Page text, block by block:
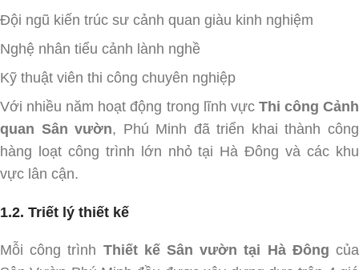
Đội ngũ kiến trúc sư cảnh quan giàu kinh nghiệm
Nghệ nhân tiểu cảnh lành nghề
Kỹ thuật viên thi công chuyên nghiệp
Với nhiều năm hoạt động trong lĩnh vực Thi công Cảnh
quan Sân vườn, Phú Minh đã triển khai thành công
hàng loạt công trình lớn nhỏ tại Hà Đông và các khu
vực lân cận.
1.2. Triết lý thiết kế
Mỗi công trình Thiết kế Sân vườn tại Hà Đông của